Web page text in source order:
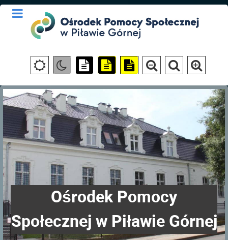
Ośrodek Pomocy
Społecznej w Piławie Górnej